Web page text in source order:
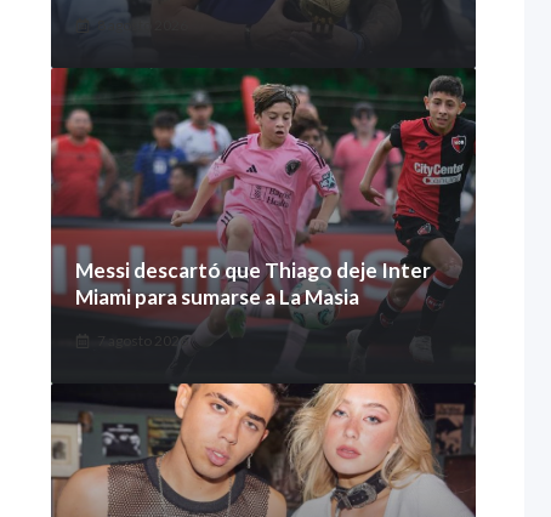
Messi descartó que Thiago deje Inter
Miami para sumarse a La Masia
7 agosto 2026